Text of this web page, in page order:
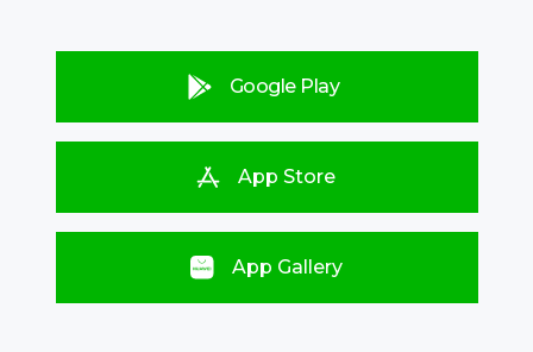
Google Play
App Store
App Gallery